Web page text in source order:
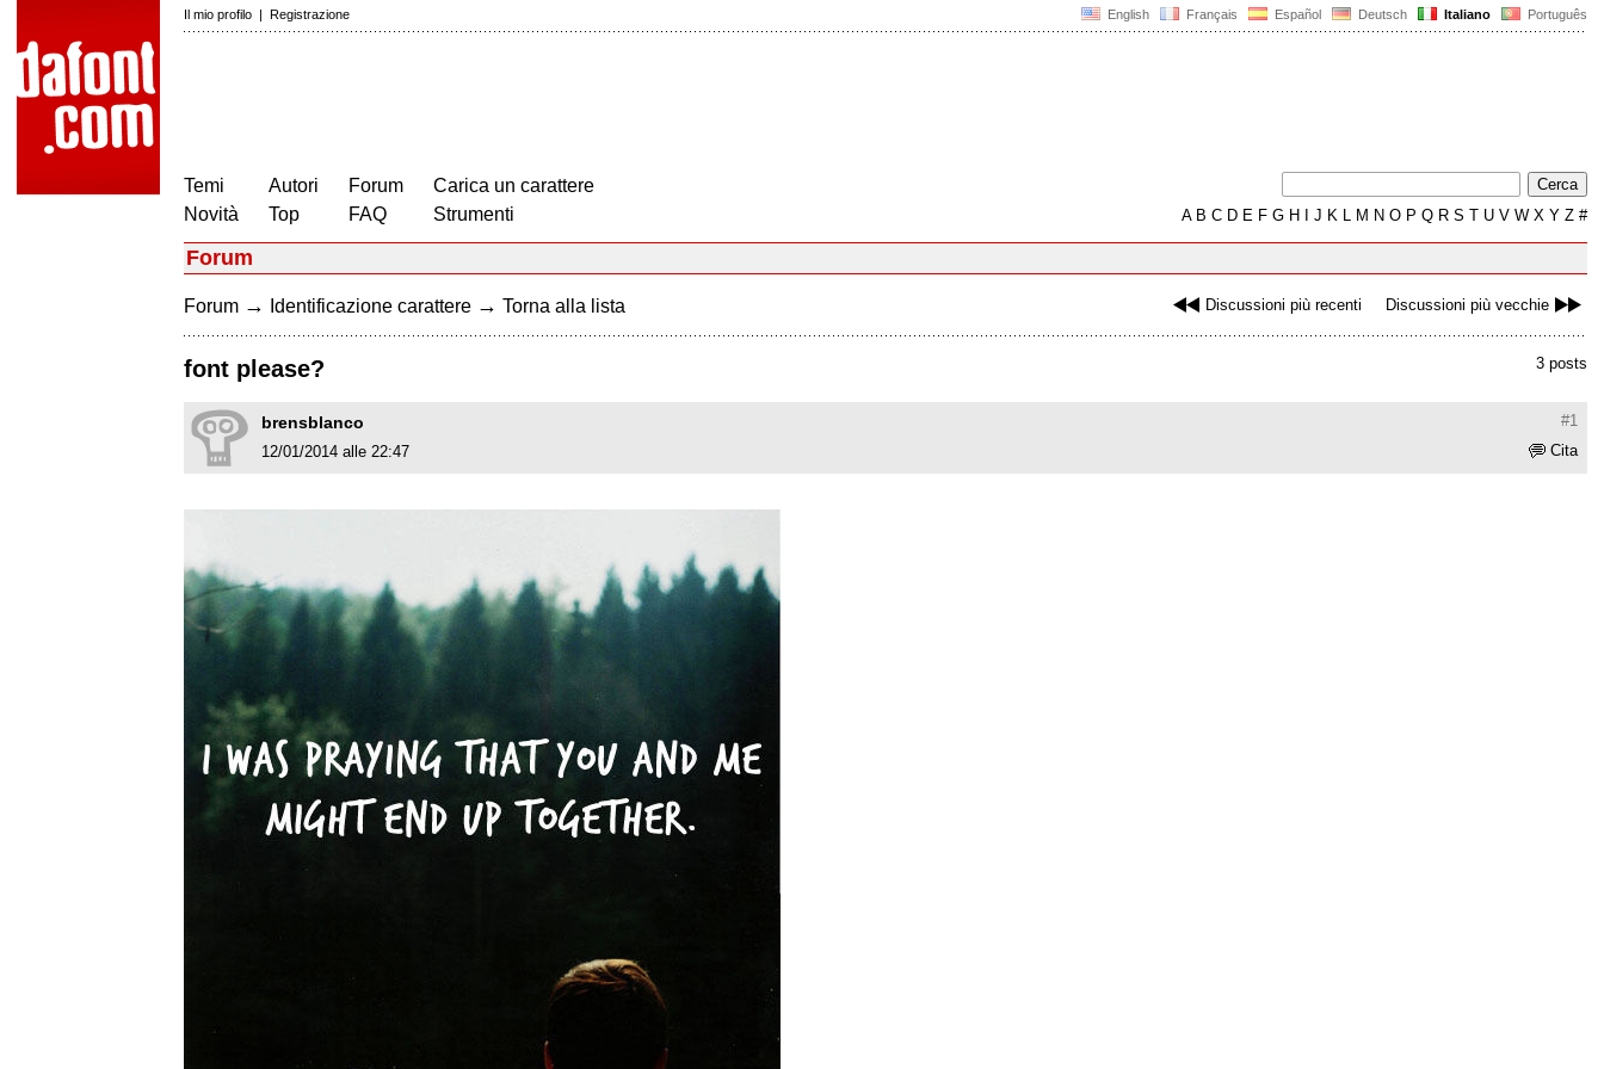
English Français Español Deutsch Italiano Português
Il mio profilo | Registrazione
Temi
Novità
Autori
Top
Forum
FAQ
Carica un carattere
Strumenti
AB C D E F G H J K L M N O P Q R S T U V W X Y Z #
Forum
Discussioni più recenti Discussioni più vecchie
Forum → Identificazione carattere → Torna alla lista
3 posts
font please?
#1
brensblanco
Cita
12/01/2014 alle 22:47